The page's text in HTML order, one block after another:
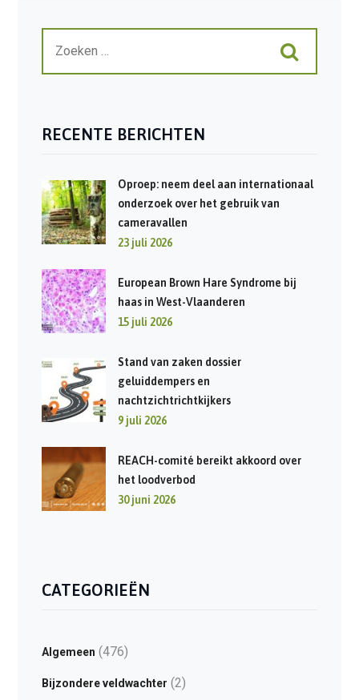
RECENTE BERICHTEN
Oproep: neem deel aan internationaal
onderzoek over het gebruik van
cameravallen
23 juli 2026
European Brown Hare Syndrome bij
haas in West-Vlaanderen
15 juli 2026
Stand van zaken dossier
geluiddempers en
nachtzichtrichtkijkers
9 juli 2026
REACH-comité bereikt akkoord over
het loodverbod
30 juni 2026
CATEGORIEËN
Algemeen (476)
Bijzondere veldwachter (2)